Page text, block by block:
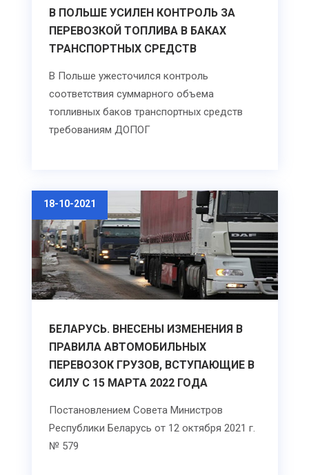
В ПОЛЬШЕ УСИЛЕН КОНТРОЛЬ ЗА
ПЕРЕВОЗКОЙ ТОПЛИВА В БАКАХ
ТРАНСПОРТНЫХ СРЕДСТВ
В Польше ужесточился контроль
соответствия суммарного объема
топливных баков транспортных средств
требованиям ДОПОГ
18-10-2021
БЕЛАРУСЬ. ВНЕСЕНЫ ИЗМЕНЕНИЯ В
ПРАВИЛА АВТОМОБИЛЬНЫХ
ПЕРЕВОЗОК ГРУЗОВ, ВСТУПАЮЩИЕ В
СИЛУ С 15 МАРТА 2022 ГОДА
Постановлением Совета Министров
Республики Беларусь от 12 октября 2021 г.
№ 579